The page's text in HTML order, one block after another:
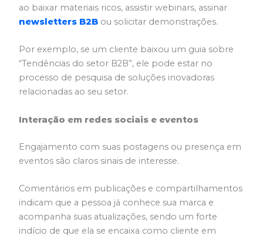
ao baixar materiais ricos, assistir webinars, assinar
newsletters B2Bou solicitar demonstrações.
Por exemplo, se um cliente baixou um guia sobre
“Tendências do setor B2B”, ele pode estar no
processo de pesquisa de soluções inovadoras
relacionadas ao seu setor.
Interação em redes sociais e eventos
Engajamento com suas postagens ou presença em
eventos são claros sinais de interesse.
Comentários em publicações e compartilhamentos
indicam que a pessoa já conhece sua marca e
acompanha suas atualizações, sendo um forte
indício de que ela se encaixa como cliente em